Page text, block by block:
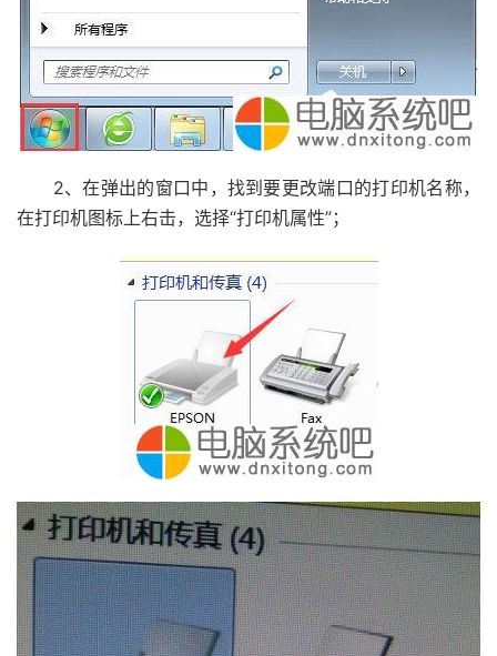
2、在弹出的窗口中，找到要更改端口的打印机名称，
在打印机图标上右击，选择“打印机属性”；